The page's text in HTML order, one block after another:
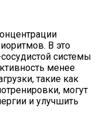
В это
системы
менее
такие как
могут
и улучшить